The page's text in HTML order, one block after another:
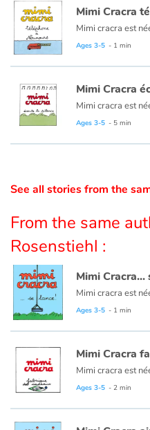
Love and friendship
Social issues
Emotions and feelings
Formats and illustrations
Help
Home
Family
Schools
Libraries
Mimi Cracra
Ages 3-5 - 1 min
Mimi Cracra
Ages 3-5 - 5 min
See all stories from the
From the same
Rosenstiehl :
Mimi Cracra...
Ages 3-5 - 1 min
Mimi Cracra
Ages 3-5 - 2 min